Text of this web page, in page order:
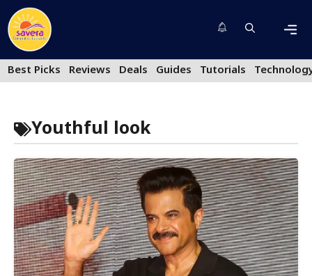
Skip
to
content
Best Picks
Reviews Deals Guides Tutorials
Youthful look